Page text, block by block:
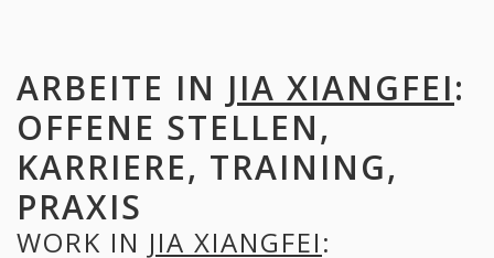
ARBEITE IN JIA XIANGFEI:
OFFENE STELLEN,
KARRIERE, TRAINING,
PRAXIS
WORK IN JIA XIANGFEI: